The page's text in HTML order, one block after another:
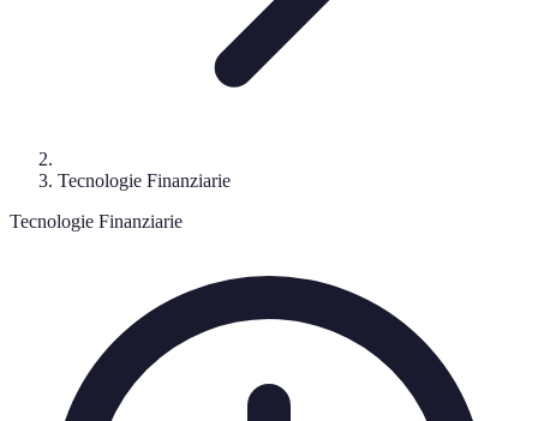
Tecnologie Finanziarie
Tecnologie Finanziarie